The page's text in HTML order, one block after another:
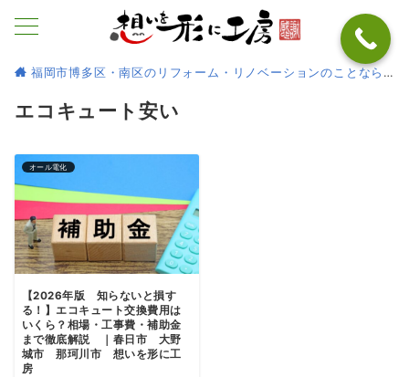
福岡市博多区・南区のリフォーム・リノベーションのことなら
エコキュート安い
オール電化
【2026年版 知らないと損す
る！】エコキュート交換費用は
いくら？相場・工事費・補助金
まで徹底解説 ｜春日市 大野
城市 那珂川市 想いを形に工
房